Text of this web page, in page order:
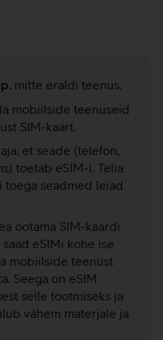
, mitte eraldi teenus.
mobiilside teenuseid
SIM-kaart.
et seade (telefon,
toetab eSIM-i. Telia
toega seadmed leiad
ootama SIM-kaardi
eSIMi kohe ise
mobiilside teenust
Seega on eSIM
selle tootmiseks ja
vähem materjale ja